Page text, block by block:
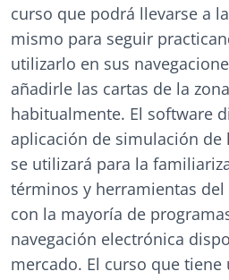
curso que podrá llevarse a
mismo para seguir
utilizarlo en sus
añadirle las cartas de la
habitualmente. El software
aplicación de simulación de
se utilizará para la
términos y herramientas
con la mayoría de
navegación electrónica
mercado. El curso que